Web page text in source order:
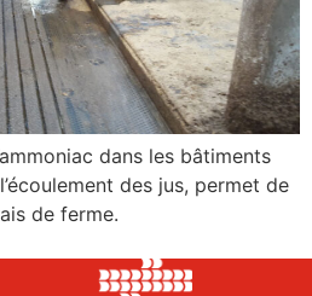
dans les bâtiments
des jus, permet de
de ferme.